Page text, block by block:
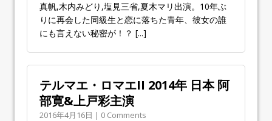
真帆,木内みどり,塩見三省,夏木マリ出演。10年ぶ
りに再会した同級生と恋に落ちた青年、彼女の誰
にも言えない秘密が！？ [...]
テルマエ・ロマエII 2014年 日本 阿
部寛&上戸彩主演
2016年4月16日 | 0 Comments